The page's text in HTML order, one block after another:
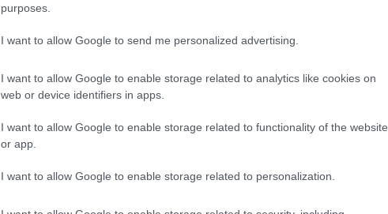
purposes.
I want to allow Google to send me personalized advertising.
I want to allow Google to enable storage related to analytics like cookies on
web or device identifiers in apps.
I want to allow Google to enable storage related to functionality of the website
or app.
I want to allow Google to enable storage related to personalization.